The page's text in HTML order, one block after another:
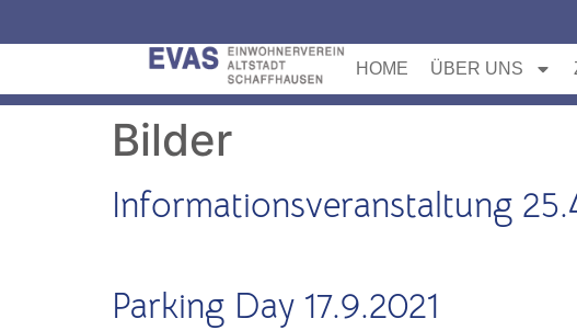
HOME ÜBER UNS
Bilder
Informationsveranstaltung
Parking Day 17.9.2021